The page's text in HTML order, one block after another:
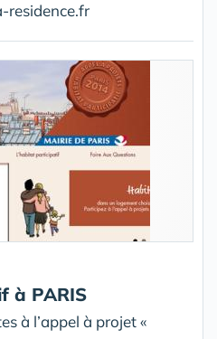
residence.fr
à PARIS
à l’appel à projet «